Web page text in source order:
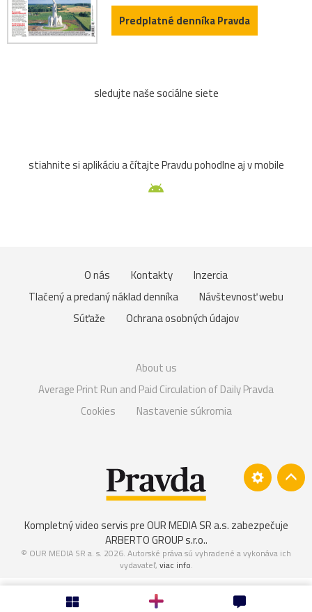
Predplatné denníka Pravda
sledujte naše sociálne siete
stiahnite si aplikáciu a čítajte Pravdu pohodlne aj v mobile
O nás Kontakty
Inzercia
Tlačený a predaný náklad denníka
Návštevnosť webu
Súťaže
Ochrana osobných údajov
About us
Average Print Run and Paid Circulation of Daily Pravda
Cookies
Nastavenie súkromia
Kompletný video servis pre OUR MEDIA SR a.s. zabezpečuje
ARBERTO GROUP s.r.o..
© OUR MEDIA SR a. s. 2026. Autorské práva sú vyhradené a vykonáva ich
vydavateľ, viac info.